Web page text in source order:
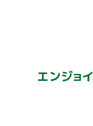
エンジョ